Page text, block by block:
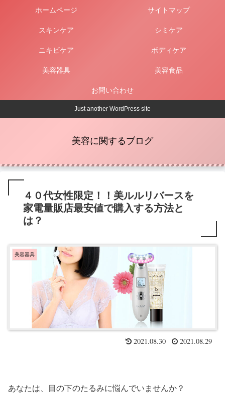
Just another WordPress site
美容に関するブログ
ホームページ サイトマップ
スキンケア シミケア
ニキビケア ボディケア
美容器具 美容食品
お問い合わせ
４０代女性限定！！美ルルリバースを
家電量販店最安値で購入する方法と
は？
美容器具
2021.08.30 2021.08.29
あなたは、目の下のたるみに悩んでいませんか？